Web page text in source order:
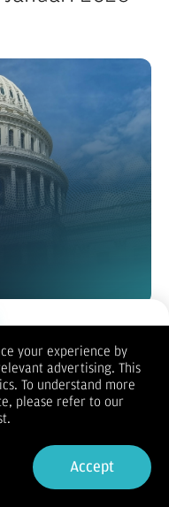
Desember 2025 akan
yang bertambah
Serikat (AS).
Tenaga Kerja AS.
Serikat merupakan
dan mata uangnya
2025) :
Broker
Sign in
your experience by
advertising. This
To understand more
please refer to our
Accept